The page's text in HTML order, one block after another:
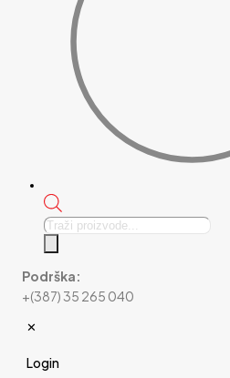
Products
Podrška:
+(387) 35 265 040
✕
Login